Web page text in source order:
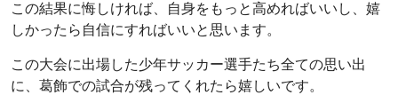
この結果に悔しければ、自身をもっと高めればいいし、嬉
しかったら自信にすればいいと思います。
この大会に出場した少年サッカー選手たち全ての思い出
に、葛飾での試合が残ってくれたら嬉しいです。